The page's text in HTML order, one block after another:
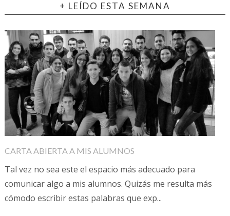
+ LEÍDO ESTA SEMANA
CARTA ABIERTA A MIS ALUMNOS
Tal vez no sea este el espacio más adecuado para
comunicar algo a mis alumnos. Quizás me resulta más
cómodo escribir estas palabras que exp...